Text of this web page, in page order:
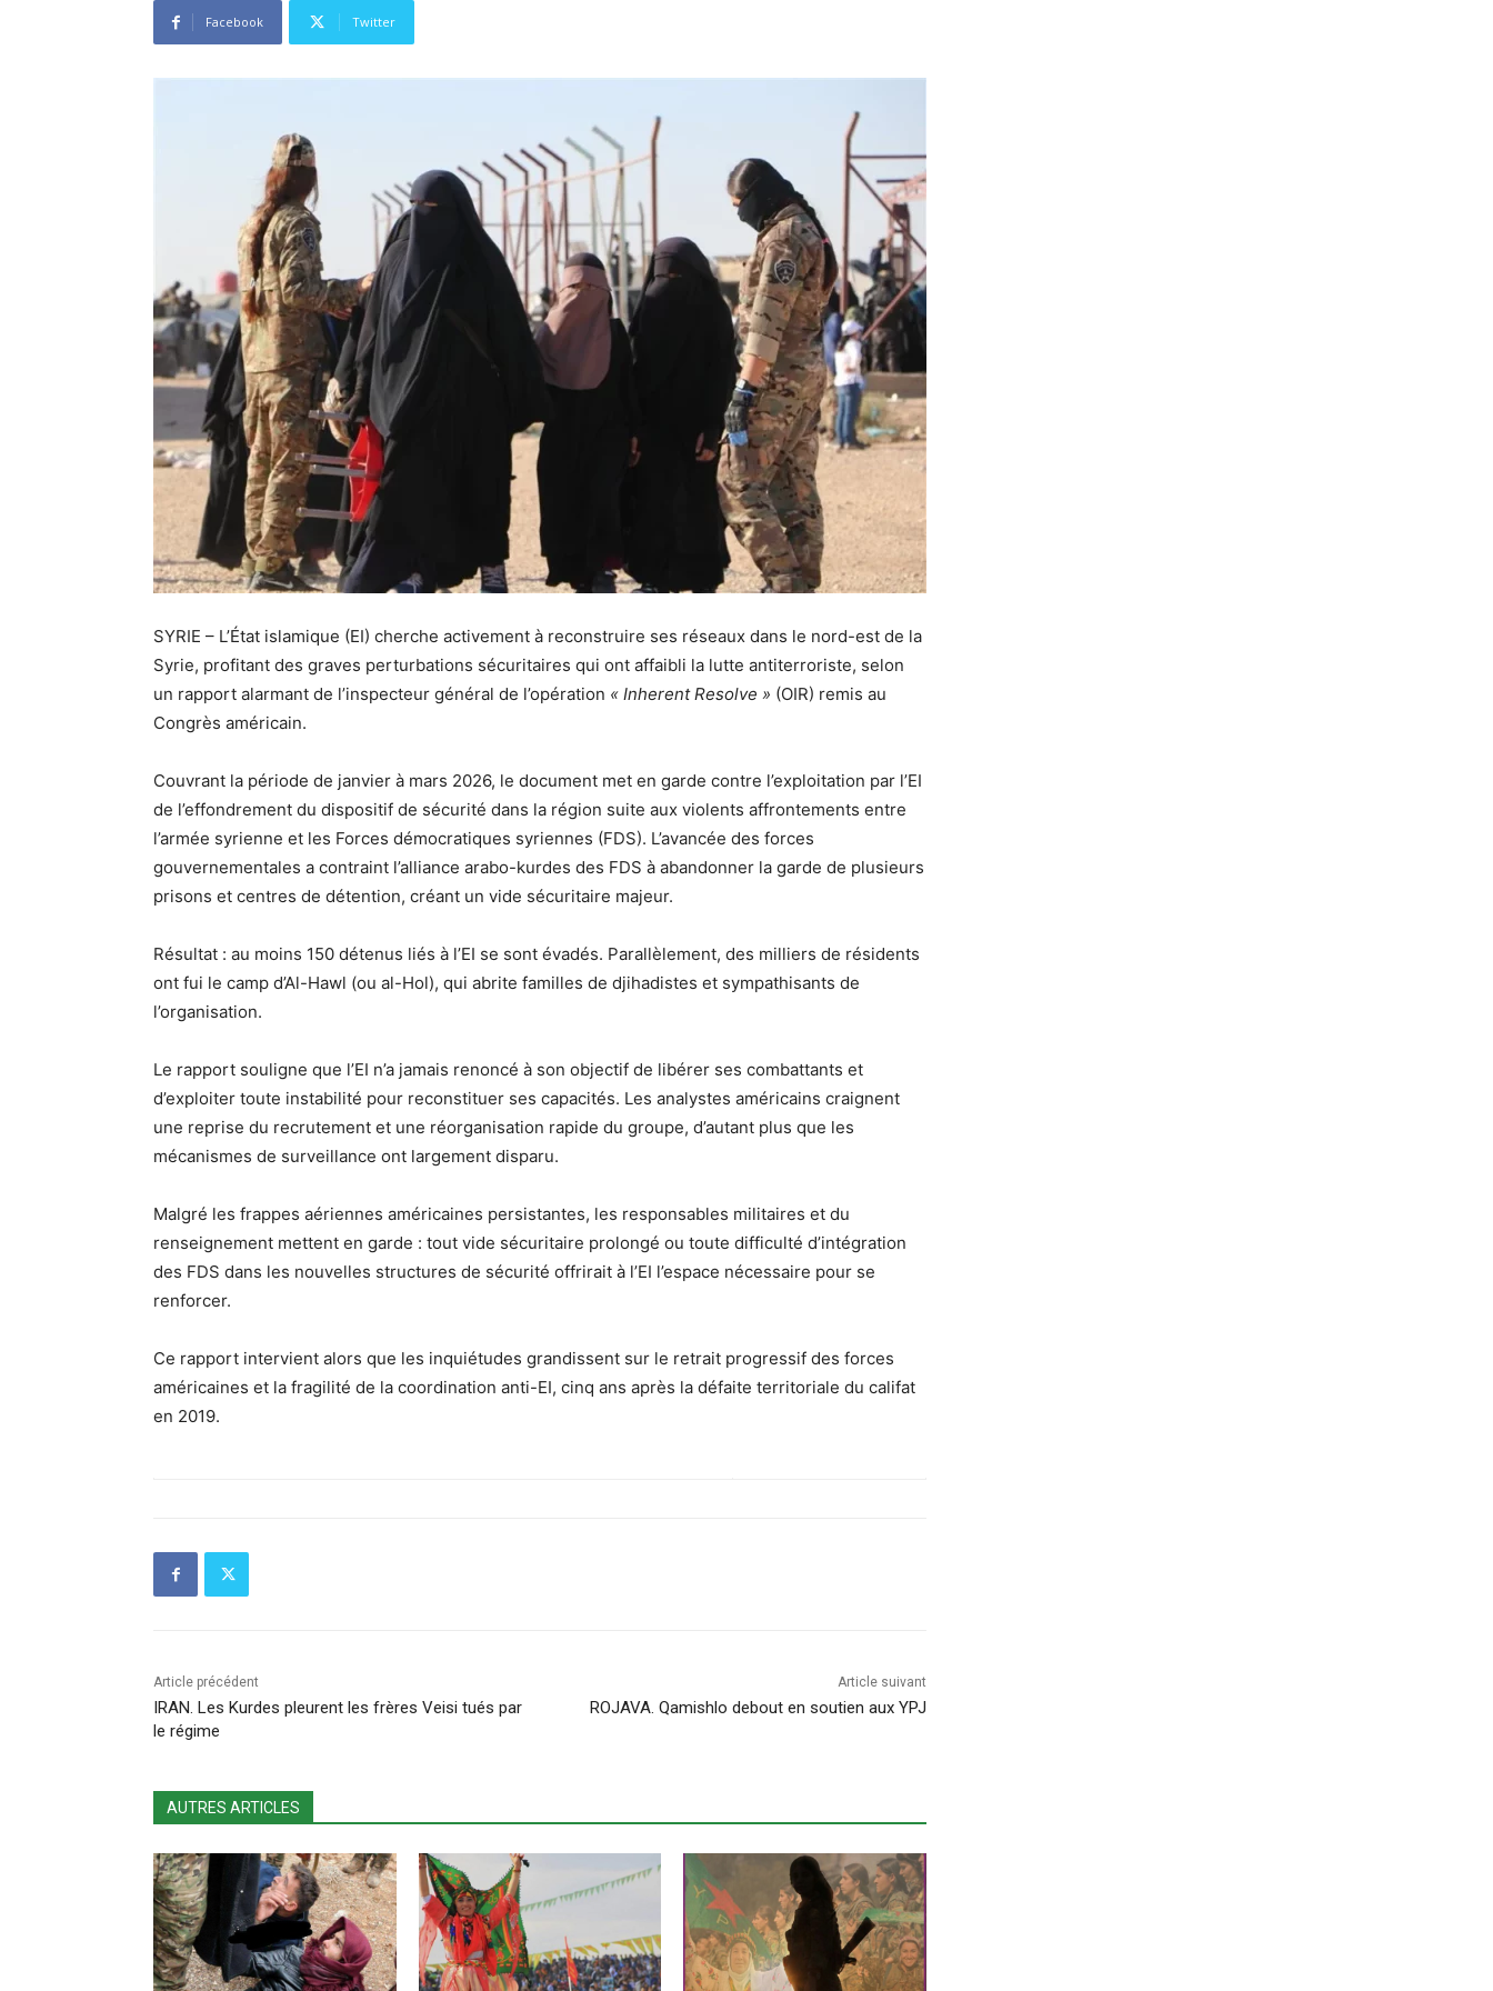
Facebook Twitter
SYRIE – L’État islamique (EI) cherche activement à reconstruire ses réseaux dans le nord-est de la
Syrie, profitant des graves perturbations sécuritaires qui ont affaibli la lutte antiterroriste, selon
un rapport alarmant de l’inspecteur général de l’opération « Inherent Resolve » (OIR) remis au
Congrès américain.
Couvrant la période de janvier à mars 2026, le document met en garde contre l’exploitation par l’EI
de l’effondrement du dispositif de sécurité dans la région suite aux violents affrontements entre
l’armée syrienne et les Forces démocratiques syriennes (FDS). L’avancée des forces
gouvernementales a contraint l’alliance arabo-kurdes des FDS à abandonner la garde de plusieurs
prisons et centres de détention, créant un vide sécuritaire majeur.
Résultat : au moins 150 détenus liés à l’EI se sont évadés. Parallèlement, des milliers de résidents
ont fui le camp d’Al-Hawl (ou al-Hol), qui abrite familles de djihadistes et sympathisants de
l’organisation.
Le rapport souligne que l’EI n’a jamais renoncé à son objectif de libérer ses combattants et
d’exploiter toute instabilité pour reconstituer ses capacités. Les analystes américains craignent
une reprise du recrutement et une réorganisation rapide du groupe, d’autant plus que les
mécanismes de surveillance ont largement disparu.
Malgré les frappes aériennes américaines persistantes, les responsables militaires et du
renseignement mettent en garde : tout vide sécuritaire prolongé ou toute difficulté d’intégration
des FDS dans les nouvelles structures de sécurité offrirait à l’EI l’espace nécessaire pour se
renforcer.
Ce rapport intervient alors que les inquiétudes grandissent sur le retrait progressif des forces
américaines et la fragilité de la coordination anti-EI, cinq ans après la défaite territoriale du califat
en 2019.
Article précédent
IRAN. Les Kurdes pleurent les frères Veisi tués par
le régime
Article suivant
ROJAVA. Qamishlo debout en soutien aux YPJ
AUTRES ARTICLES